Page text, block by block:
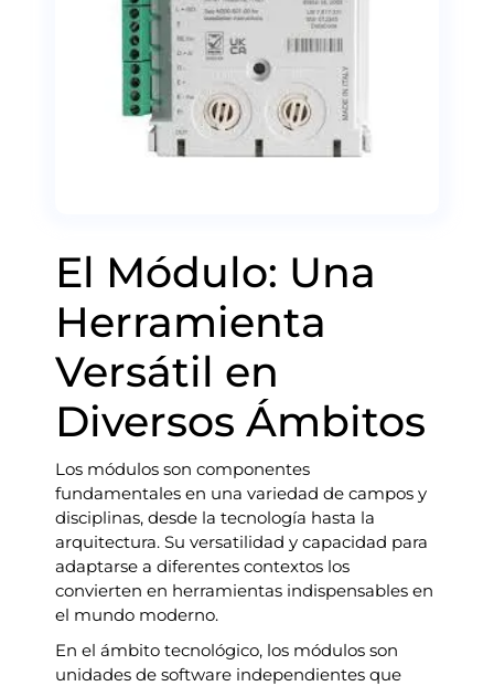
El Módulo: Una
Herramienta
Versátil en
Diversos Ámbitos
Los módulos son componentes
fundamentales en una variedad de campos y
disciplinas, desde la tecnología hasta la
arquitectura. Su versatilidad y capacidad para
adaptarse a diferentes contextos los
convierten en herramientas indispensables en
el mundo moderno.
En el ámbito tecnológico, los módulos son
unidades de software independientes que